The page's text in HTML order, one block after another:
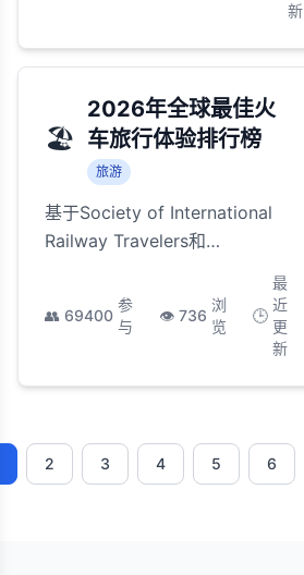
新
🏖️
2026年全球最佳火
车旅行体验排行榜
旅游
基于Society of International
Railway Travelers和
球最令人难忘的火车旅行体
验，从豪华列车到景观线路的
👥 69400
参
与
👁️ 736
浏
览
🕒
最
近
更
新
2 3 4 5 6